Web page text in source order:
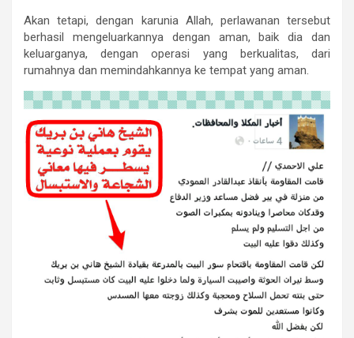
Akan tetapi, dengan karunia Allah, perlawanan tersebut
berhasil mengeluarkannya dengan aman, baik dia dan
keluarganya, dengan operasi yang berkualitas, dari
rumahnya dan memindahkannya ke tempat yang aman.